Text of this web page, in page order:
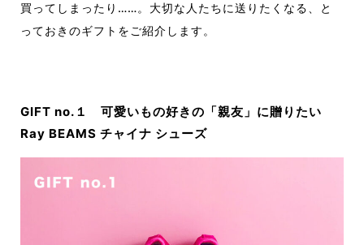
買ってしまったり……。大切な人たちに送りたくなる、と
っておきのギフトをご紹介します。
GIFT no.１ 可愛いもの好きの「親友」に贈りたい
Ray BEAMS チャイナ シューズ